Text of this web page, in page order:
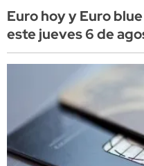
Euro hoy y Euro
este jueves 6 de